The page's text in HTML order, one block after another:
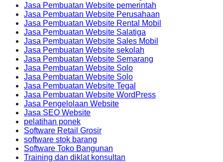
Jasa Pembuatan Website pemerintah
Jasa Pembuatan Website Perusahaan
Jasa Pembuatan Website Rental Mobil
Jasa Pembuatan Website Salatiga
Jasa Pembuatan Website Sales Mobil
Jasa Pembuatan Website sekolah
Jasa Pembuatan Website Semarang
Jasa Pembuatan Website Solo
Jasa Pembuatan Website Solo
Jasa Pembuatan Website Tegal
Jasa Pembuatan Website WordPress
Jasa Pengelolaan Website
Jasa SEO Website
pelatihan ponek
Software Retail Grosir
software stok barang
Software Toko Bangunan
Training dan diklat konsultan